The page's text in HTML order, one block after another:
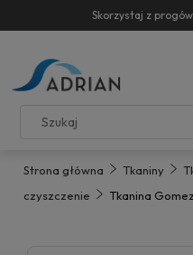
Skorzystaj z
Strona główna Tkaniny
czyszczenie
Tkanina